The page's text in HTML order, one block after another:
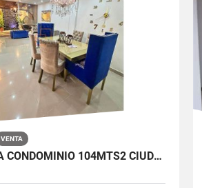
VENTA
VENTA CASA CONDOMINIO 104MTS2 CIUDAD COUNTRY, JAMUNDÍ 14368-1